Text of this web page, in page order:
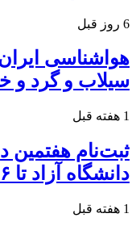
6 روز قبل
هواشناسی
سیلاب و گرد و
1 هفته قبل
ثبت‌نام
دانشگاه آزاد تا ۱۶ مرداد تمدید شد
1 هفته قبل